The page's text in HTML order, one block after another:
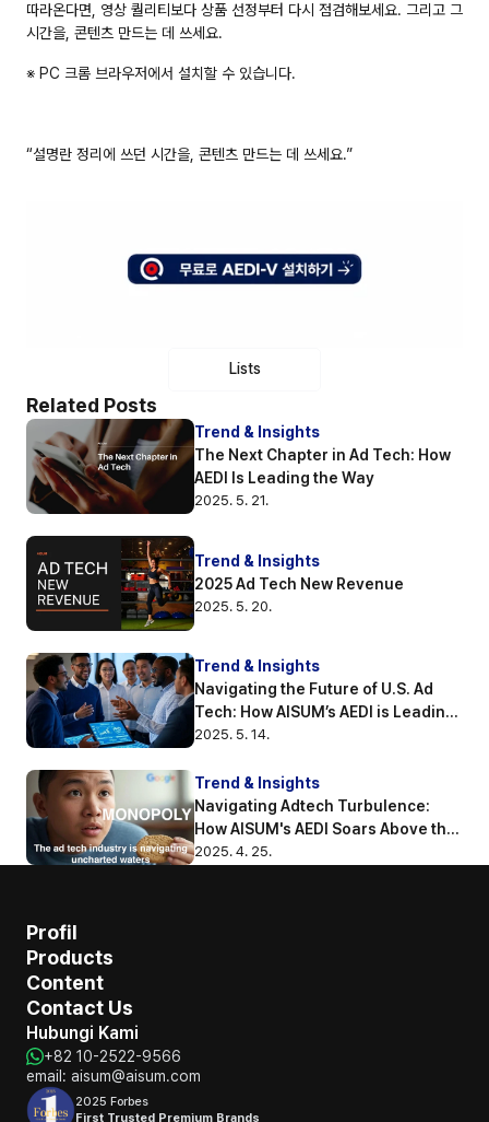
따라온다면, 영상 퀄리티보다 상품 선정부터 다시 점검해보세요. 그리고 그
시간을, 콘텐츠 만드는 데 쓰세요.
※ PC 크롬 브라우저에서 설치할 수 있습니다.
“설명란 정리에 쓰던 시간을, 콘텐츠 만드는 데 쓰세요.”
Lists
Related Posts
Trend & Insights
The Next Chapter in Ad Tech: How
AEDI Is Leading the Way
2025. 5. 21.
Trend & Insights
2025 Ad Tech New Revenue
2025. 5. 20.
Trend & Insights
Navigating the Future of U.S. Ad
Tech: How AISUM’s AEDI is Leading
the Way
2025. 5. 14.
Trend & Insights
Navigating Adtech Turbulence:
How AISUM's AEDI Soars Above the
Competition
2025. 4. 25.
Profil
Products
Content
Contact Us
2025 Forbes
First Trusted Premium Brands
Hubungi Kami
+82 10-2522-9566
email: aisum@aisum.com